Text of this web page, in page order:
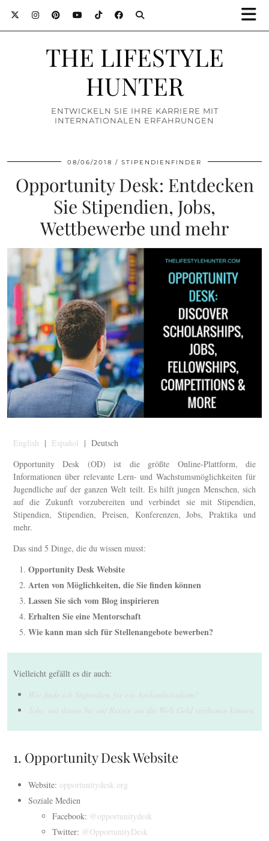
THE LIFESTYLE
HUNTER
ENTWICKELN SIE IHRE KARRIERE MIT
INTERNATIONALEN ERFAHRUNGEN
08/06/2018 STIPENDIENFINDER
Opportunity Desk: Entdecken
Sie Stipendien, Jobs,
Wettbewerbe und mehr
English | Español | Deutsch
Opportunity Desk (OD) ist die größte Online-Plattform, die
Informationen über relevante Lern- und Wachstumsmöglichkeiten für
Jugendliche auf der ganzen Welt teilt. Es hilft jungen Menschen, sich
auf die Zukunft vorzubereiten und verbindet sie mit Stipendien,
Stipendien, Stipendien, Preisen, Konferenzen, Jobs, Praktika und
mehr.
Das sind 5 Dinge, die du wissen musst:
Opportunity Desk Website
Arten von Möglichkeiten, die Sie finden können
Lassen Sie sich vom Blog inspirieren
Erhalten Sie eine Mentorschaft
Wie kann man sich für Stellenangebote bewerben?
Vielleicht gefällt es dir auch:
Wie finde ich Stipendien für ein Auslandsstudium?
Jobs, mit denen Sie auf Reisen um die Welt Geld verdienen können
1. Opportunity Desk Website
Website: opportunitydesk.org
Soziale Medien
Facebook: @opportunitydesk
Twitter: @OpportunityDesk